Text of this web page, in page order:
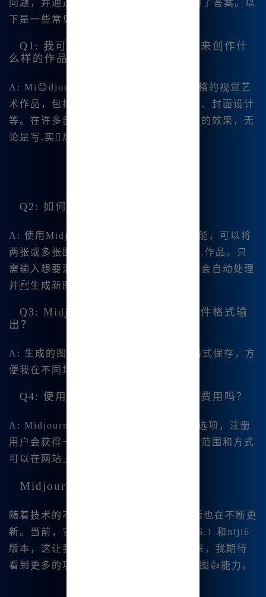
问题，并通过实践和网站的FAQ部分找到了答案。以
下是一些常见问题及其解答：
Q1: 我可以使用Midjourney中文版来创作什
么样的作品？
A: Mi😊djourney中文版适合创作各种风格的视觉艺
术作品，包括但不限于插画、概念艺术、封面设计
等。在许多创作案例中，用户能获得惊人的效果，无
论是写.实风格还是 抽象风格。
Q2: 如何进行图片的混合和融合？
A: 使用Midjo😊urney中文版的混合功能，可以将
两张或多张图像进行结合，生成新的艺术.作品。只
需输入想要混合的图像的相关描述，系统会自动处理
并生成新图像。
Q3: Midjourney中文版支持哪些文件格式输
出？
A: 生成的图像一般可以以JPEG和PNG格式保存，方
便我在不同场合下使用和分享。
Q4: 使用Midjourney中文版会产生费用吗？
A: Midjourney中文版提供了免费使用的选项，注册
用户会获得一定的积分奖励，具体的使用范围和方式
可以在网站上查看清楚。
Midjourney中文版的未来展望
随着技术的不断发展，Midjourney中文版也在不断更
新。当前，它已经 集成了Midjourney V6.1 和niji6
版本，这让我感受到它的持续进步 。未来，我期待
看到更多的功能更新以及更强大的AI绘图👍能力。